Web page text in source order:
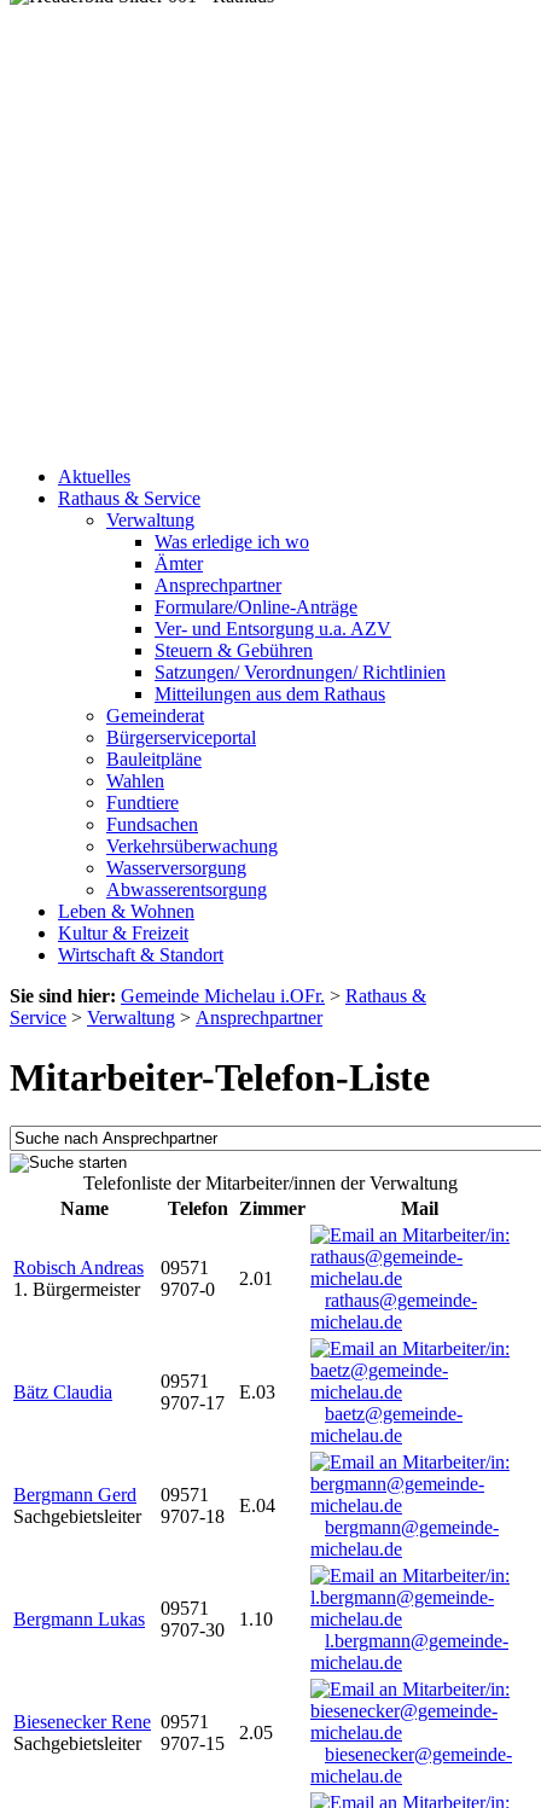
Aktuelles
Rathaus & Service
Verwaltung
Was erledige ich wo
Ämter
Ansprechpartner
Formulare/Online-Anträge
Ver- und Entsorgung u.a. AZV
Steuern & Gebühren
Satzungen/ Verordnungen/ Richtlinien
Mitteilungen aus dem Rathaus
Gemeinderat
Bürgerserviceportal
Bauleitpläne
Wahlen
Fundtiere
Fundsachen
Verkehrsüberwachung
Wasserversorgung
Abwasserentsorgung
Leben & Wohnen
Kultur & Freizeit
Wirtschaft & Standort
Sie sind hier: Gemeinde Michelau i.OFr. > Rathaus &
Service > Verwaltung > Ansprechpartner
Mitarbeiter-Telefon-Liste
Telefonliste der Mitarbeiter/innen der Verwaltung
Name
Telefon Zimmer Mail
Robisch Andreas
1. Bürgermeister
09571
9707-0
2.01
rathaus@gemeinde-
michelau.de
Bätz Claudia
09571
9707-17
E.03
baetz@gemeinde-
michelau.de
Bergmann Gerd
Sachgebietsleiter
09571
9707-18
E.04
bergmann@gemeinde-
michelau.de
Bergmann Lukas
09571
9707-30
1.10
l.bergmann@gemeinde-
michelau.de
Biesenecker Rene
Sachgebietsleiter
09571
9707-15
2.05
biesenecker@gemeinde-
michelau.de